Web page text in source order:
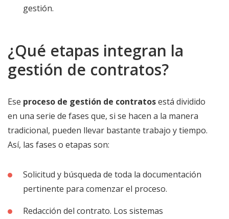
gestión.
¿Qué etapas integran la
gestión de contratos?
Ese proceso de gestión de contratosestá dividido
en una serie de fases que, si se hacen a la manera
tradicional, pueden llevar bastante trabajo y tiempo.
Así, las fases o etapas son:
Solicitud y búsqueda de toda la documentación
pertinente para comenzar el proceso.
Redacción del contrato. Los sistemas